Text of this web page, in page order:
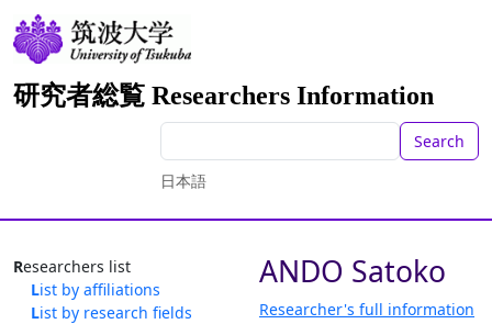
研究者総覧 Researchers Information
Search
日本語
Researchers list
List by affiliations
List by research fields
ANDO Satoko
Researcher's full information